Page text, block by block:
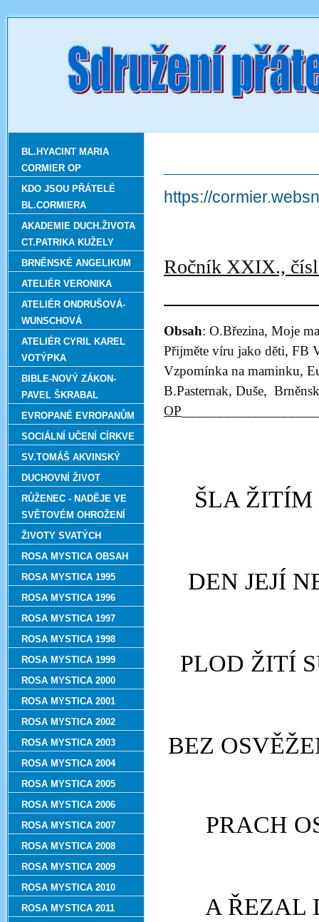
https://
Obsah: O.Březina, Moje
Přijměte víru jako děti, FB
Vzpomínka na maminku,
B.Pasternak, Duše,
OP
ŠLA
DEN JEJÍ
PLOD ŽITÍ
BEZ
PRACH
A ŘEZAL
BL.HYACINT MARIA
CORMIER OP
KDO JSOU PŘÁTELÉ
BL.CORMIERA
AKADEMIE DUCH.ŽIVOTA
CT.PATRIKA KUŽELY
BRNĚNSKÉ ANGELIKUM
ATELIÉR VERONIKA
ATELIÉR ONDRUŠOVÁ-
WUNSCHOVÁ
ATELIÉR CYRIL KAREL
VOTÝPKA
BIBLE-NOVÝ ZÁKON-
PAVEL ŠKRABAL
EVROPANÉ EVROPANŮM
SOCIÁLNÍ UČENÍ CÍRKVE
SV.TOMÁŠ AKVINSKÝ
DUCHOVNÍ ŽIVOT
RŮŽENEC - NADĚJE VE
SVĚTOVÉM OHROŽENÍ
ŽIVOTY SVATÝCH
ROSA MYSTICA OBSAH
ROSA MYSTICA 1995
ROSA MYSTICA 1996
ROSA MYSTICA 1997
ROSA MYSTICA 1998
ROSA MYSTICA 1999
ROSA MYSTICA 2000
ROSA MYSTICA 2001
ROSA MYSTICA 2002
ROSA MYSTICA 2003
ROSA MYSTICA 2004
ROSA MYSTICA 2005
ROSA MYSTICA 2006
ROSA MYSTICA 2007
ROSA MYSTICA 2008
ROSA MYSTICA 2009
ROSA MYSTICA 2010
ROSA MYSTICA 2011